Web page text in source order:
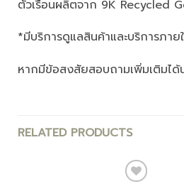
ตัวเรือนผลิตจาก 9K Recycled
*มีบริการดูแลสินค้าและบริการภาย
หากมีข้อสงสัยสอบถามเพิ่มเติมได้
RELATED PRODUCTS